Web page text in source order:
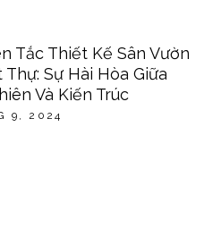
Tắc Thiết Kế Sân Vườn
Thự: Sự Hài Hòa Giữa
Và Kiến Trúc
9, 2024